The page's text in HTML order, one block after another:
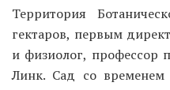
Территория
гектаров, первым
и физиолог,
Линк. Сад со временем